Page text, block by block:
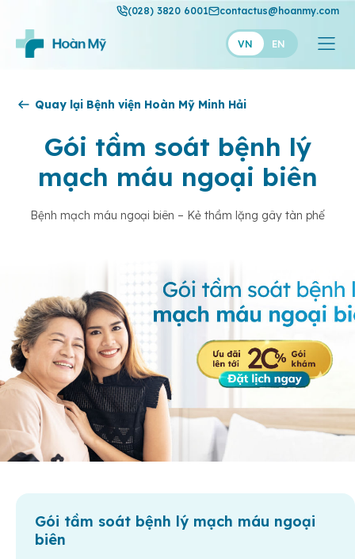
(028) 3820 6001 contactus@hoanmy.com
VN EN
Hoàn Mỹ
Hạnh Phúc
Thuận Mỹ
Quay lại Bệnh viện Hoàn Mỹ Minh Hải
Gói tầm soát bệnh lý
mạch máu ngoại biên
Bệnh mạch máu ngoại biên – Kẻ thầm lặng gây tàn phế
Gói tầm soát bệnh lý mạch máu ngoại
biên